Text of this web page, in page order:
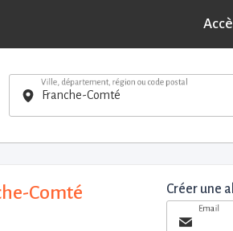
Ville, département, région ou code postal
Comté Créer une
Email